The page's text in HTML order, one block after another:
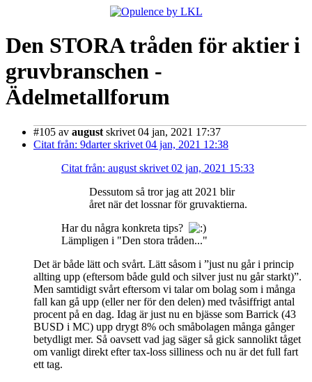
Den STORA tråden för aktier i
gruvbranschen -
Ädelmetallforum
#105 av august skrivet 04 jan, 2021 17:37
Citat från: 9darter skrivet 04 jan, 2021 12:38
Citat från: august skrivet 02 jan, 2021 15:33
Dessutom så tror jag att 2021 blir
året när det lossnar för gruvaktierna.
Har du några konkreta tips?
Lämpligen i "Den stora tråden..."
Det är både lätt och svårt. Lätt såsom i ”just nu går i princip
allting upp (eftersom både guld och silver just nu går starkt)”.
Men samtidigt svårt eftersom vi talar om bolag som i många
fall kan gå upp (eller ner för den delen) med tvåsiffrigt antal
procent på en dag. Idag är just nu en bjässe som Barrick (43
BUSD i MC) upp drygt 8% och småbolagen många gånger
betydligt mer. Så oavsett vad jag säger så gick sannolikt tåget
om vanligt direkt efter tax-loss silliness och nu är det full fart
ett tag.